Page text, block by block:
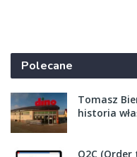
Polecane
Tomasz
historia
O2C